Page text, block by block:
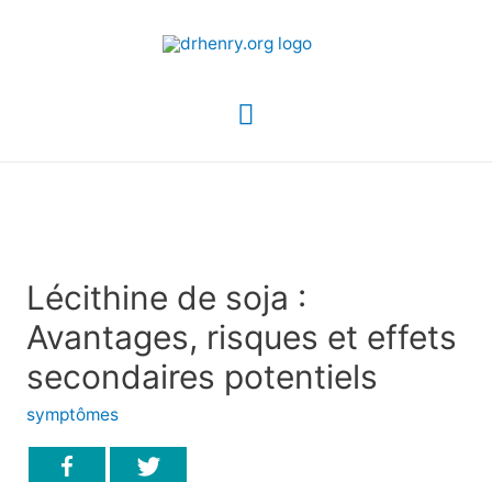
Menu
Lécithine de soja :
Avantages, risques et effets
secondaires potentiels
symptômes